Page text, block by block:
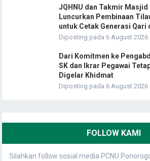
JQHNU dan Takmir
Luncurkan Pembinaan
untuk Cetak Generasi Qari
Diposting pada 6 August 2026
Dari Komitmen ke
SK dan Ikrar Pegawai
Digelar Khidmat
Diposting pada 6 August 2026
FOLLOW KAMI
Silahkan follow sosial media PCNU